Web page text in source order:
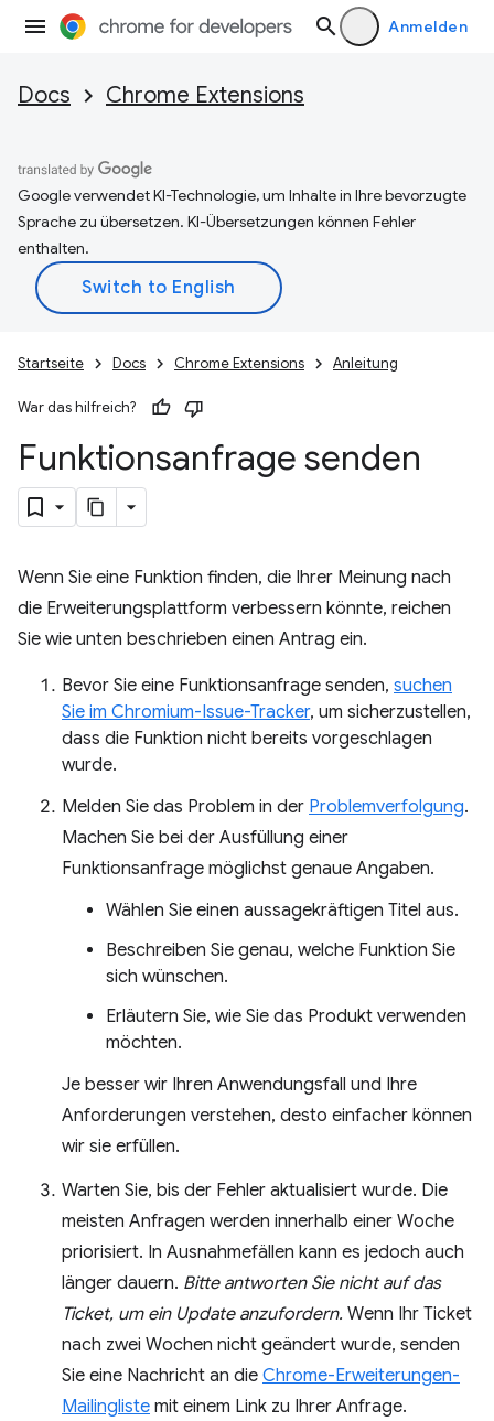
Anmelden
Docs Chrome Extensions
Google verwendet KI-Technologie, um Inhalte in Ihre bevorzugte
Sprache zu übersetzen. KI-Übersetzungen können Fehler
enthalten.
Startseite Docs Chrome Extensions Anleitung
War das hilfreich?
Funktionsanfrage senden
Wenn Sie eine Funktion finden, die Ihrer Meinung nach
die Erweiterungsplattform verbessern könnte, reichen
Sie wie unten beschrieben einen Antrag ein.
Bevor Sie eine Funktionsanfrage senden, suchen
Sie im Chromium-Issue-Tracker, um sicherzustellen,
dass die Funktion nicht bereits vorgeschlagen
wurde.
Melden Sie das Problem in der Problemverfolgung.
Machen Sie bei der Ausfüllung einer
Funktionsanfrage möglichst genaue Angaben.
Wählen Sie einen aussagekräftigen Titel aus.
Beschreiben Sie genau, welche Funktion Sie
sich wünschen.
Erläutern Sie, wie Sie das Produkt verwenden
möchten.
Je besser wir Ihren Anwendungsfall und Ihre
Anforderungen verstehen, desto einfacher können
wir sie erfüllen.
Warten Sie, bis der Fehler aktualisiert wurde. Die
meisten Anfragen werden innerhalb einer Woche
priorisiert. In Ausnahmefällen kann es jedoch auch
länger dauern. Bitte antworten Sie nicht auf das
Ticket, um ein Update anzufordern. Wenn Ihr Ticket
nach zwei Wochen nicht geändert wurde, senden
Sie eine Nachricht an die Chrome-Erweiterungen-
Mailingliste mit einem Link zu Ihrer Anfrage.